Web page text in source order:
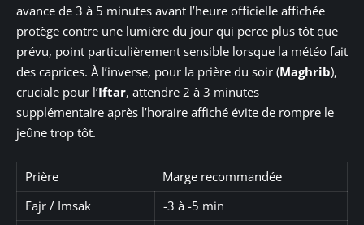
avance de 3 à 5 minutes avant l’heure officielle affichée
protège contre une lumière du jour qui perce plus tôt que
prévu, point particulièrement sensible lorsque la météo fait
des caprices. À l’inverse, pour la prière du soir (Maghrib),
cruciale pour l’Iftar, attendre 2 à 3 minutes
supplémentaire après l’horaire affiché évite de rompre le
jeûne trop tôt.
Prière
Marge recommandée
Fajr / Imsak
-3 à -5 min